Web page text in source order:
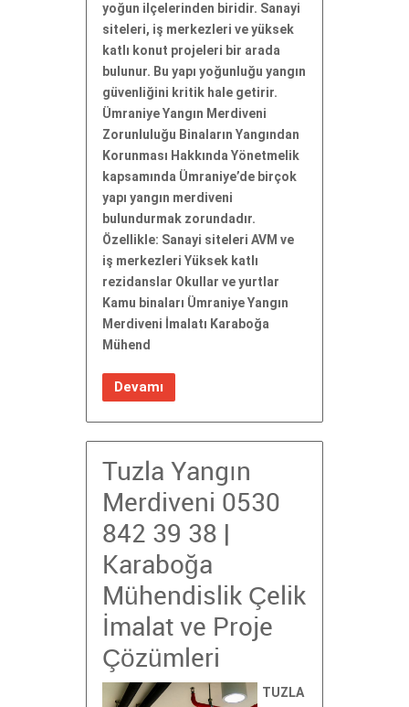
yoğun ilçelerinden biridir. Sanayi
siteleri, iş merkezleri ve yüksek
katlı konut projeleri bir arada
bulunur. Bu yapı yoğunluğu yangın
güvenliğini kritik hale getirir.
Ümraniye Yangın Merdiveni
Zorunluluğu Binaların Yangından
Korunması Hakkında Yönetmelik
kapsamında Ümraniye’de birçok
yapı yangın merdiveni
bulundurmak zorundadır.
Özellikle: Sanayi siteleri AVM ve
iş merkezleri Yüksek katlı
rezidanslar Okullar ve yurtlar
Kamu binaları Ümraniye Yangın
Merdiveni İmalatı Karaboğa
Mühend
Devamı
Tuzla Yangın
Merdiveni 0530
842 39 38 |
Karaboğa
Mühendislik Çelik
İmalat ve Proje
Çözümleri
TUZLA